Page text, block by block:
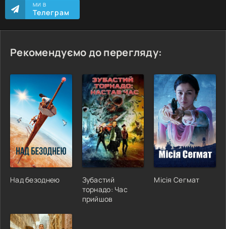
МИ В
Телеграм
Рекомендуємо до перегляду:
Над безоднею
Зубастий
торнадо: Час
прийшов
Місія Сегмат